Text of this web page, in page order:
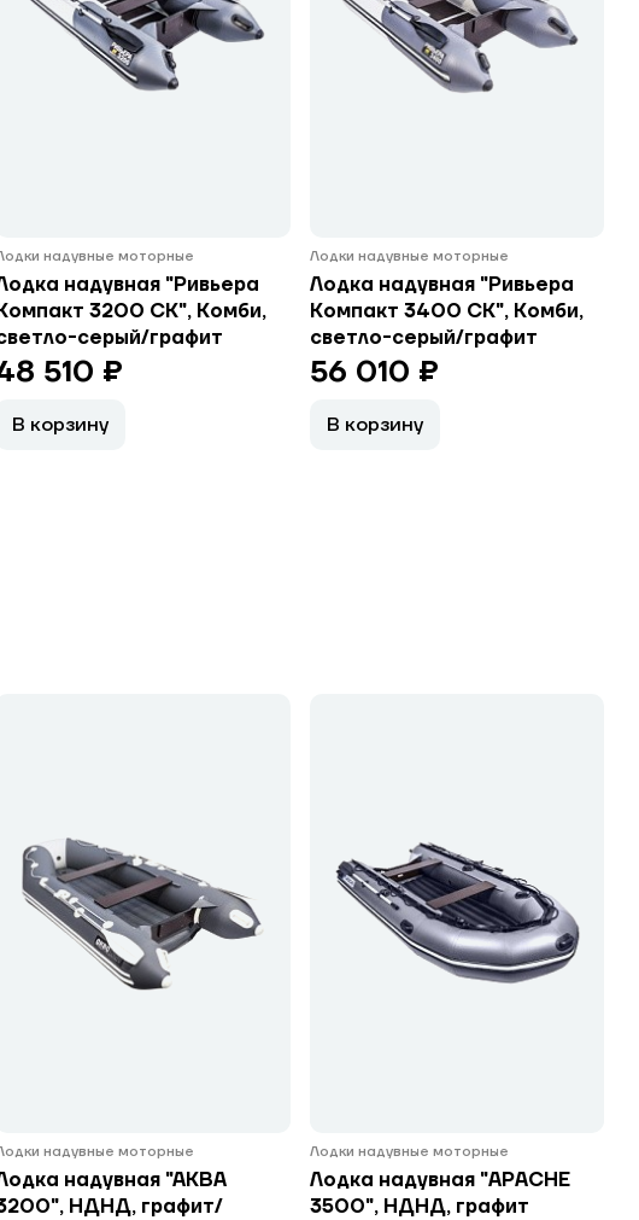
надувные моторные
надувная "Ривьера
3200 СК", Комби,
серый/графит
510 ₽
В корзину
Лодки надувные моторные
Лодка надувная "Ривьера
Компакт 3400 СК", Комби,
светло-серый/графит
56 010 ₽
В корзину
надувные моторные
надувная "АКВА
НДНД, графит/
Лодки надувные моторные
Лодка надувная "APACHE
3500", НДНД, графит